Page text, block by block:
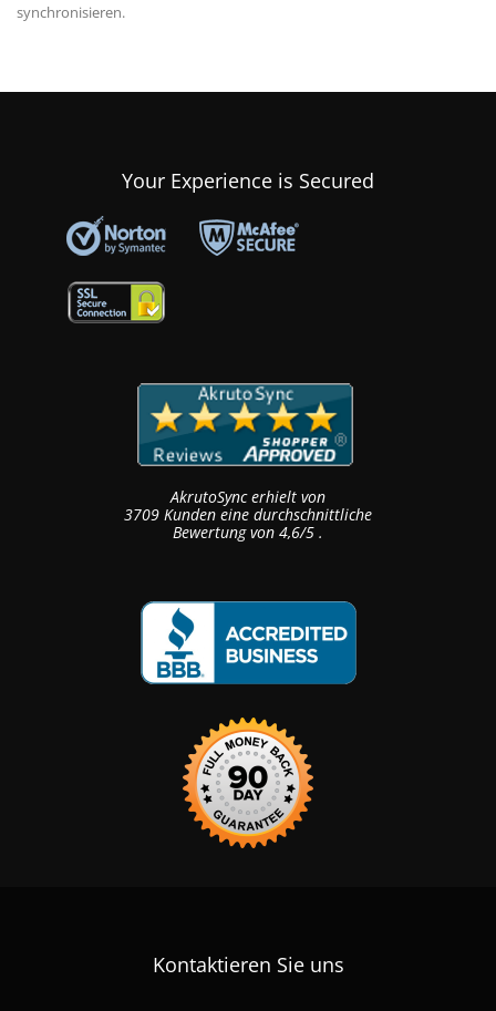
synchronisieren.
Your Experience is Secured
AkrutoSyncerhielt von
3709 Kunden eine durchschnittliche
Bewertung von 4,6/5 .
Kontaktieren Sie uns